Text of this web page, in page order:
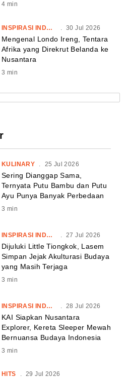
4 min
INSPIRASI INDONESIA 30 Jul 2026
Mengenal Londo Ireng, Tentara
Afrika yang Direkrut Belanda ke
Nusantara
3 min
KULINARY 25 Jul 2026
Sering Dianggap Sama,
Ternyata Putu Bambu dan Putu
Ayu Punya Banyak Perbedaan
3 min
INSPIRASI INDONESIA . 27 Jul 2026
Dijuluki Little Tiongkok, Lasem
Simpan Jejak Akulturasi Budaya
yang Masih Terjaga
3 min
INSPIRASI INDONESIA . 28 Jul 2026
KAI Siapkan Nusantara
Explorer, Kereta Sleeper Mewah
Bernuansa Budaya Indonesia
3 min
HITS . 29 Jul 2026